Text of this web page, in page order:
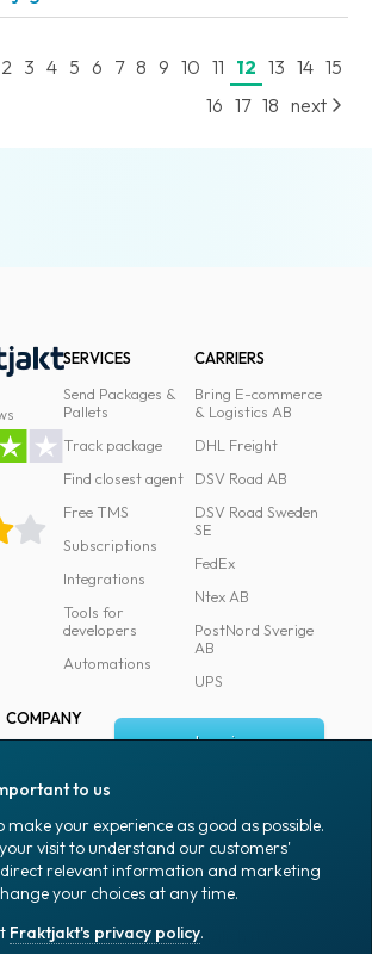
2 3 4 5 6 7 8 9 10 11 12 13 14 15
16 17 18 next
SERVICES
Send Packages &
Pallets
Track package
Find closest agent
Free TMS
Subscriptions
Integrations
Tools for
developers
Automations
CARRIERS
Bring E-commerce
& Logistics AB
DHL Freight
DSV Road AB
DSV Road Sweden
SE
FedEx
Ntex AB
PostNord Sverige
AB
UPS
COMPANY
Media
Coworkers
Job & career
News archive
Blog
Log in
Sign up
English (US)
to us
make your experience as good as possible.
visit to understand our customers'
direct relevant information and marketing
your choices at any time.
Fraktjakt's privacy policy.